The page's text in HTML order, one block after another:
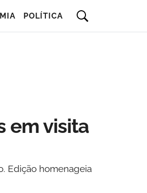
POLÍTICA
em visita
Edição homenageia